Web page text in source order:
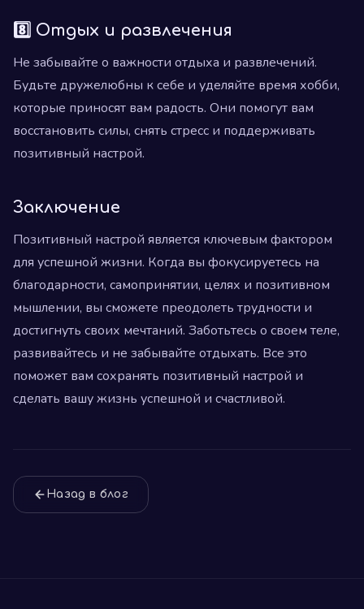
8️⃣ Отдых и развлечения
Не забывайте о важности отдыха и развлечений.
Будьте дружелюбны к себе и уделяйте время хобби,
которые приносят вам радость. Они помогут вам
восстановить силы, снять стресс и поддерживать
позитивный настрой.
Заключение
Позитивный настрой является ключевым фактором
для успешной жизни. Когда вы фокусируетесь на
благодарности, самопринятии, целях и позитивном
мышлении, вы сможете преодолеть трудности и
достигнуть своих мечтаний. Заботьтесь о своем теле,
развивайтесь и не забывайте отдыхать. Все это
поможет вам сохранять позитивный настрой и
сделать вашу жизнь успешной и счастливой.
Назад в блог